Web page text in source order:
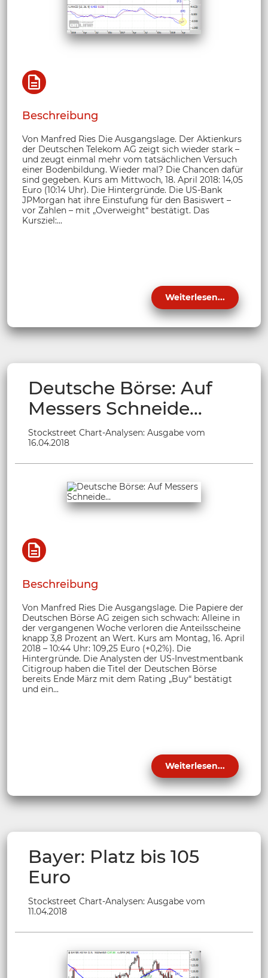
Beschreibung
Von Manfred Ries Die Ausgangslage. Der Aktienkurs
der Deutschen Telekom AG zeigt sich wieder stark –
und zeugt einmal mehr vom tatsächlichen Versuch
einer Bodenbildung. Wieder mal? Die Chancen dafür
sind gegeben. Kurs am Mittwoch, 18. April 2018: 14,05
Euro (10:14 Uhr). Die Hintergründe. Die US-Bank
JPMorgan hat ihre Einstufung für den Basiswert –
vor Zahlen – mit „Overweight“ bestätigt. Das
Kursziel:...
Weiterlesen...
Deutsche Börse: Auf
Messers Schneide…
Stockstreet Chart-Analysen: Ausgabe vom
16.04.2018
Beschreibung
Von Manfred Ries Die Ausgangslage. Die Papiere der
Deutschen Börse AG zeigen sich schwach: Alleine in
der vergangenen Woche verloren die Anteilsscheine
knapp 3,8 Prozent an Wert. Kurs am Montag, 16. April
2018 – 10:44 Uhr: 109,25 Euro (+0,2%). Die
Hintergründe. Die Analysten der US-Investmentbank
Citigroup haben die Titel der Deutschen Börse
bereits Ende März mit dem Rating „Buy“ bestätigt
und ein...
Weiterlesen...
Bayer: Platz bis 105
Euro
Stockstreet Chart-Analysen: Ausgabe vom
11.04.2018